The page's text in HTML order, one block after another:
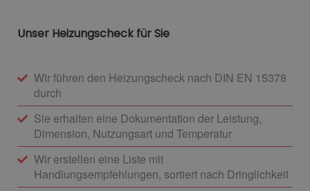
Unser Heizungscheck für Sie
Wir führen den Heizungscheck nach DIN EN 15378
durch
Sie erhalten eine Dokumentation der Leistung,
Dimension, Nutzungsart und Temperatur
Wir erstellen eine Liste mit
Handlungsempfehlungen, sortiert nach Dringlichkeit